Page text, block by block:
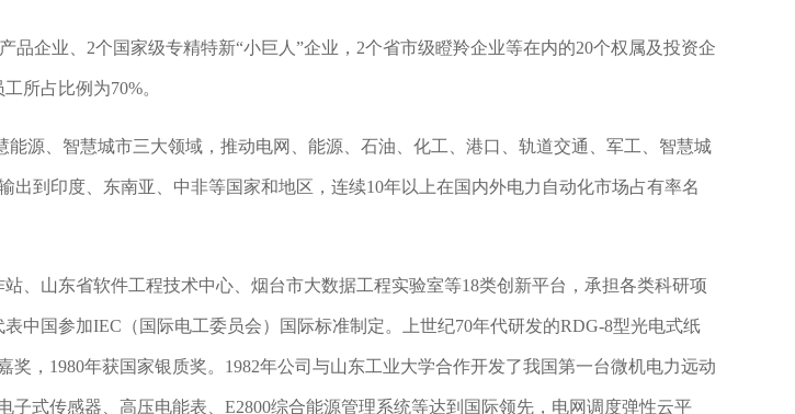
企业、2个国家级专精特新“小巨人”企业，2个省市级瞪羚企业等在内的20个权属及投资企
所占比例为70%。
源、智慧城市三大领域，推动电网、能源、石油、化工、港口、轨道交通、军工、智慧城
到印度、东南亚、中非等国家和地区，连续10年以上在国内外电力自动化市场占有率名
、山东省软件工程技术中心、烟台市大数据工程实验室等18类创新平台，承担各类科研项
中国参加IEC（国际电工委员会）国际标准制定。上世纪70年代研发的RDG-8型光电式纸
，1980年获国家银质奖。1982年公司与山东工业大学合作开发了我国第一台微机电力远动
式传感器、高压电能表、E2800综合能源管理系统等达到国际领先，电网调度弹性云平